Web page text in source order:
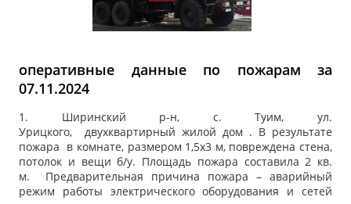
оперативные данные по пожарам за
07.11.2024
1. Ширинский р-н, с. Туим, ул.
Урицкого, двухквартирный жилой дом . В результате
пожара в комнате, размером 1,5х3 м, повреждена стена,
потолок и вещи б/у. Площадь пожара составила 2 кв.
м. Предварительная причина пожара – аварийный
режим работы электрического оборудования и сетей